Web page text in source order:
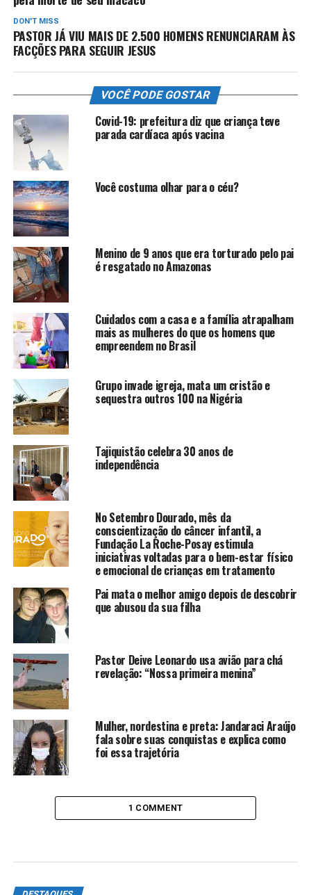
DON'T MISS
PASTOR JÁ VIU MAIS DE 2.500 HOMENS RENUNCIARAM ÀS
FACÇÕES PARA SEGUIR JESUS
VOCÊ PODE GOSTAR
Covid-19: prefeitura diz que criança teve
parada cardíaca após vacina
Você costuma olhar para o céu?
Menino de 9 anos que era torturado pelo pai
é resgatado no Amazonas
Cuidados com a casa e a família atrapalham
mais as mulheres do que os homens que
empreendem no Brasil
Grupo invade igreja, mata um cristão e
sequestra outros 100 na Nigéria
Tajiquistão celebra 30 anos de
independência
No Setembro Dourado, mês da
conscientização do câncer infantil, a
Fundação La Roche-Posay estimula
iniciativas voltadas para o bem-estar físico
e emocional de crianças em tratamento
Pai mata o melhor amigo depois de descobrir
que abusou da sua filha
Pastor Deive Leonardo usa avião para chá
revelação: “Nossa primeira menina”
Mulher, nordestina e preta: Jandaraci Araújo
fala sobre suas conquistas e explica como
foi essa trajetória
1 COMMENT